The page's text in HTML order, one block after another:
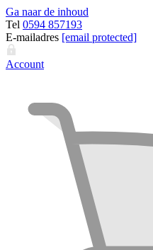
Ga naar de inhoud
Tel 0594 857193
E-mailadres [email protected]
Account